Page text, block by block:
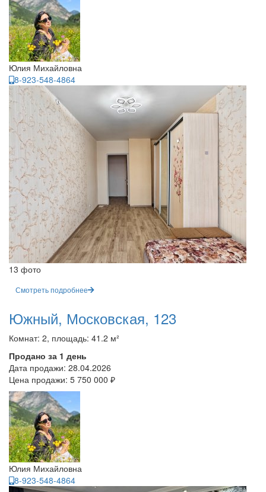
Юлия Михайловна
8-923-548-4864
13 фото
Смотреть подробнее
Южный, Московская, 123
Комнат: 2, площадь: 41.2 м²
Продано за 1 день
Дата продажи: 28.04.2026
Цена продажи: 5 750 000 ₽
Юлия Михайловна
8-923-548-4864